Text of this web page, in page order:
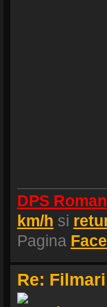
DPS
km/h si
Pagina
Re: